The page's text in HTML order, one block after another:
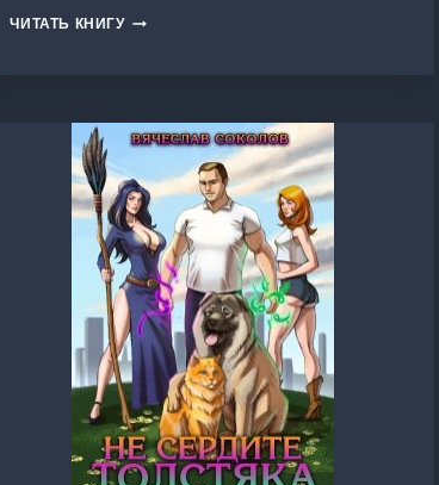
ЧИТАТЬ КНИГУМАЖОР